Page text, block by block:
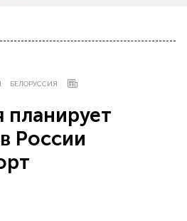
БЕЛОРУССИЯ
планирует
России